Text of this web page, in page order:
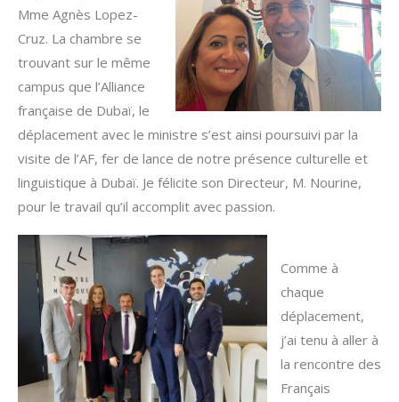
Mme Agnès Lopez-
Cruz. La chambre se
trouvant sur le même
campus que l’Alliance
française de Dubaï, le
déplacement avec le ministre s’est ainsi poursuivi par la
visite de l’AF, fer de lance de notre présence culturelle et
linguistique à Dubaï. Je félicite son Directeur, M. Nourine,
pour le travail qu’il accomplit avec passion.
Comme à
chaque
déplacement,
j’ai tenu à aller à
la rencontre des
Français